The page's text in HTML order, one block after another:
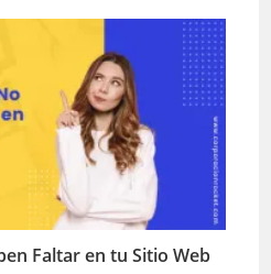
Faltar en tu Sitio Web